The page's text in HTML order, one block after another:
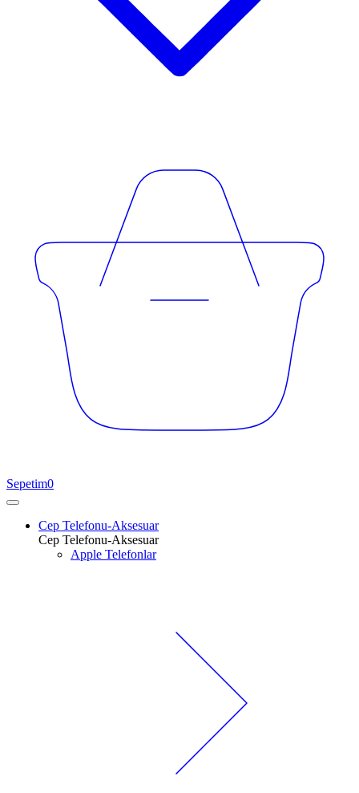
Sepetim0
Cep Telefonu-Aksesuar
Cep Telefonu-Aksesuar
Apple Telefonlar